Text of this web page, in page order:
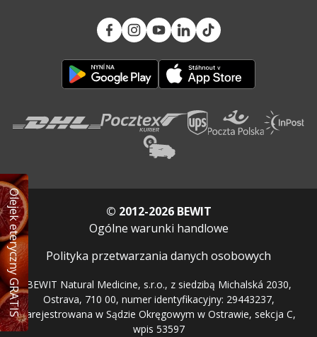
Olejek eteryczny GRATIS
© 2012-2026 BEWIT
Ogólne warunki handlowe
Polityka przetwarzania danych osobowych
BEWIT Natural Medicine, s.r.o., z siedzibą Michalská 2030,
Ostrava, 710 00, numer identyfikacyjny: 29443237,
zarejestrowana w Sądzie Okręgowym w Ostrawie, sekcja C,
wpis 53597